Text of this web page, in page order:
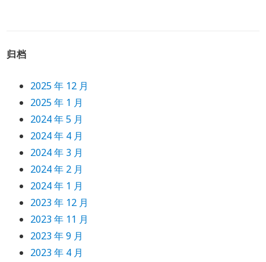
归档
2025 年 12 月
2025 年 1 月
2024 年 5 月
2024 年 4 月
2024 年 3 月
2024 年 2 月
2024 年 1 月
2023 年 12 月
2023 年 11 月
2023 年 9 月
2023 年 4 月